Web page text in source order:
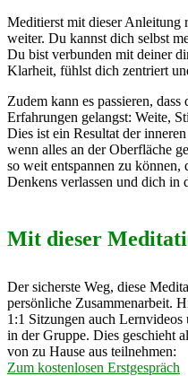
Meditierst mit dieser Anleitung
weiter. Du kannst dich selbst
Du bist verbunden mit deiner
Klarheit, fühlst dich zentriert
Zudem kann es passieren,
Erfahrungen gelangst: Weite,
Dies ist ein Resultat der
wenn alles an der Oberfläche
so weit entspannen zu können,
Denkens verlassen und dich in
Mit dieser
Der sicherste Weg, diese
persönliche Zusammenarbeit.
1:1 Sitzungen auch
in der Gruppe. Dies geschieht
von zu Hause aus teilnehmen:
Zum kostenlosen Erstgespräch